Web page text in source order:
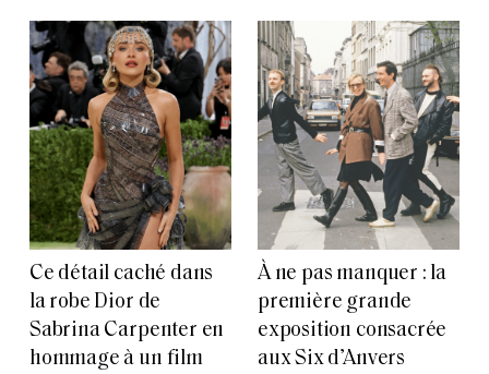
Ce détail caché dans
la robe Dior de
Sabrina Carpenter en
hommage à un film
À ne pas manquer : la
première grande
exposition consacrée
aux Six d’Anvers